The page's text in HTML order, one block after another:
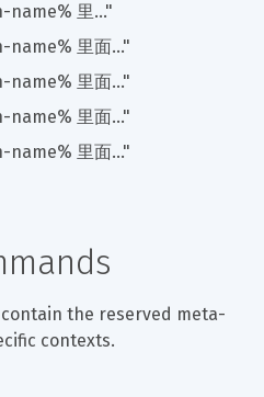
name% 里..."
name% 里面..."
name% 里面..."
name% 里面..."
name% 里面..."
the reserved meta-
contexts.